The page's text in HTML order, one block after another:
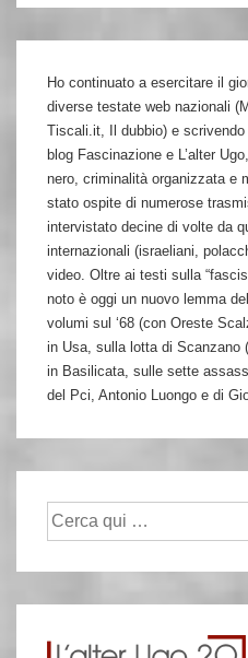
Ho continuato a esercitare il
diverse testate web nazionali
Tiscali.it, Il dubbio) e
blog Fascinazione e L’alter
nero, criminalità organizzata e
stato ospite di numerose
intervistato decine di volte da
internazionali (israeliani,
video. Oltre ai testi sulla
noto è oggi un nuovo lemma
volumi sul ‘68 (con Oreste
in Usa, sulla lotta di Scanzano
in Basilicata, sulle sette
del Pci, Antonio Luongo e di
Cerca: